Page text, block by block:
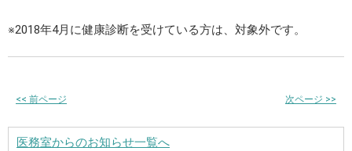
※2018年4月に健康診断を受けている方は、対象外です。
<< 前ページ 次ページ >>
医務室からのお知らせ一覧へ